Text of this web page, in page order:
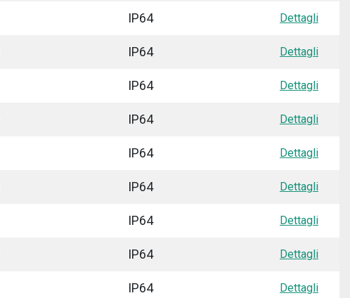
IP64 Dettagli
IP64 Dettagli
IP64 Dettagli
IP64 Dettagli
IP64 Dettagli
IP64 Dettagli
IP64 Dettagli
IP64 Dettagli
IP64 Dettagli